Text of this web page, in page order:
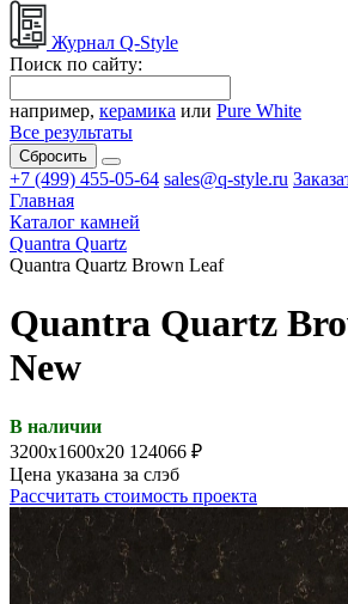
Журнал Q-Style
Поиск по сайту:
например, керамика или Pure White
Все результаты
Сбросить
+7 (499) 455-05-64 sales@q-style.ru
Главная
Каталог камней
Quantra Quartz
Quantra Quartz Brown Leaf
Quantra Quartz
New
В наличии
3200х1600х20 124066 ₽
Цена указана за слэб
Рассчитать стоимость проекта